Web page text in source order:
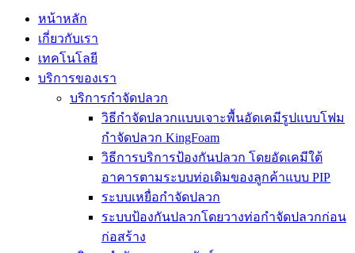
หน้าหลัก
เกี่ยวกับเรา
เทคโนโลยี
บริการของเรา
บริการกำจัดปลวก
วิธีกำจัดปลวกแบบเจาะพื้นอัดเคมีรูปแบบโฟม
กำจัดปลวก KingFoam
วิธีการบริการป้องกันปลวก โดยอัดเคมีใต้
อาคารตามระบบท่อเดิมของลูกค้าแบบ PIP
ระบบเหยื่อกำจัดปลวก
ระบบป้องกันปลวกโดยวางท่อกำจัดปลวกก่อน
ก่อสร้าง